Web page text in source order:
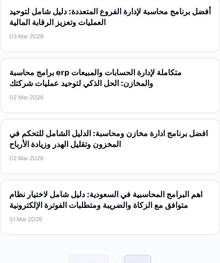
أفضل برنامج محاسبة لإدارة الفروع المتعددة: دليل شامل لتوحيد
العمليات وتعزيز الرقابة المالية
03 Mar 2026
برامج محاسبة erp متكاملة لإدارة الحسابات والمبيعات
والمخازن: الحل الذكي لتوحيد عمليات شركتك
02 Mar 2026
افضل برنامج ادارة مخازن ومحاسبة: الدليل الشامل للتحكم في
المخزون وتقليل الهدر وزيادة الأرباح
02 Mar 2026
اهم البرامج المحاسبية في السعودية: دليل شامل لاختيار نظام
متوافق مع الزكاة والضريبة ومتطلبات الفوترة الإلكترونية
01 Mar 2026